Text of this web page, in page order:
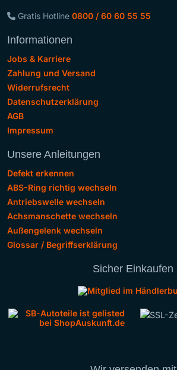
Gratis Hotline 0800 / 60 60 55 55
Informationen
Jobs & Karriere
Zahlung und Versand
Widerrufsrecht
Datenschutzerklärung
AGB
Impressum
Unsere Anleitungen
Defekt erkennen
ABS-Ring richtig wechseln
Antriebswelle wechseln
Achsmanschette wechseln
Außengelenk wechseln
Glossar / Begriffserklärung
Sicher Einkaufen